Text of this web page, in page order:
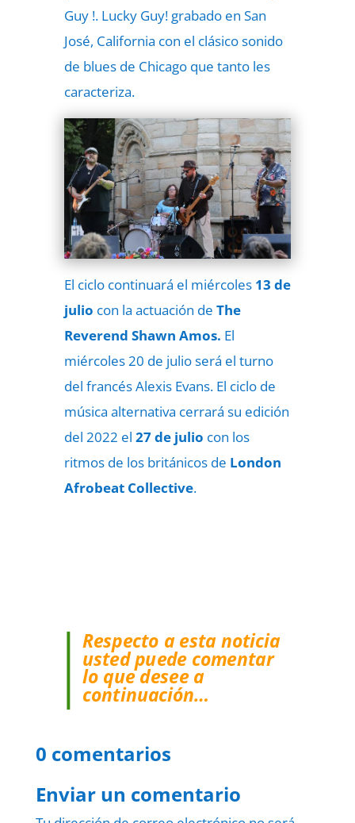
Guy !. Lucky Guy! grabado en San
José, California con el clásico sonido
de blues de Chicago que tanto les
caracteriza.
El ciclo continuará el miércoles 13 de
julio con la actuación de The
Reverend Shawn Amos. El
miércoles 20 de julio será el turno
del francés Alexis Evans. El ciclo de
música alternativa cerrará su edición
del 2022 el 27 de julio con los
ritmos de los británicos de London
Afrobeat Collective.
Respecto a esta noticia
usted puede comentar
lo que desee a
continuación…
0 comentarios
Enviar un comentario